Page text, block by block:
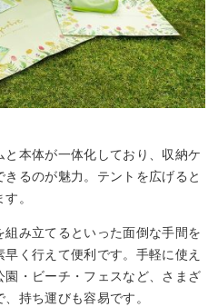
本体が一体化しており、収納ケ
るのが魅力。テントを広げると
。
み立てるといった面倒な手間を
く行えて便利です。手軽に使え
・ビーチ・フェスなど、さまざ
持ち運びも容易です。